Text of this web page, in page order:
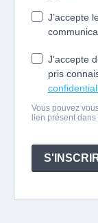
J’accepte
J'accepte
pris
Vous pouvez
lien présent dans